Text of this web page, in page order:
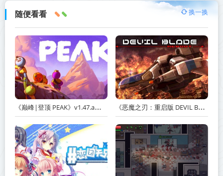
随便看看 换一换
《巅峰|登顶 PEAK》v1.47.a【单机+联机】丨中文版网盘下载 《恶魔之刃：重启版 DEVIL BLADE REBOOT》v1.2.4-免安装中文版丨中文版网盘下载